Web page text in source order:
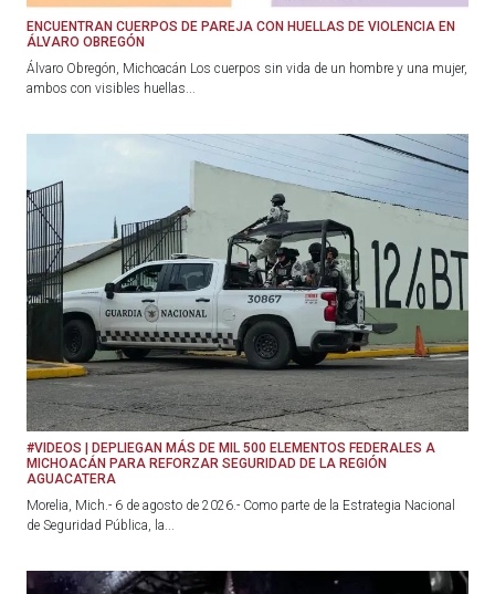
ENCUENTRAN CUERPOS DE PAREJA CON HUELLAS DE VIOLENCIA EN
ÁLVARO OBREGÓN
Álvaro Obregón, Michoacán Los cuerpos sin vida de un hombre y una mujer,
ambos con visibles huellas...
#VIDEOS | DEPLIEGAN MÁS DE MIL 500 ELEMENTOS FEDERALES A
MICHOACÁN PARA REFORZAR SEGURIDAD DE LA REGIÓN
AGUACATERA
Morelia, Mich.- 6 de agosto de 2026.- Como parte de la Estrategia Nacional
de Seguridad Pública, la...